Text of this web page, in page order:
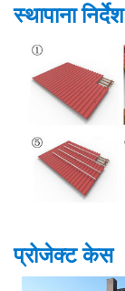
स्थापाना निर्देश
प्रोजेक्ट केस